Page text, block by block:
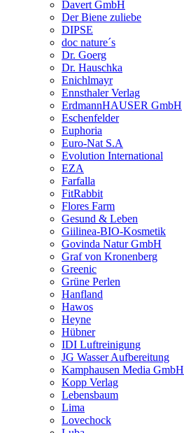
Davert GmbH
Der Biene zuliebe
DIPSE
doc nature´s
Dr. Goerg
Dr. Hauschka
Enichlmayr
Ennsthaler Verlag
ErdmannHAUSER GmbH
Eschenfelder
Euphoria
Euro-Nat S.A
Evolution International
EZA
Farfalla
FitRabbit
Flores Farm
Gesund & Leben
Giilinea-BIO-Kosmetik
Govinda Natur GmbH
Graf von Kronenberg
Greenic
Grüne Perlen
Hanfland
Hawos
Heyne
Hübner
IDI Luftreinigung
JG Wasser Aufbereitung
Kamphausen Media GmbH
Kopp Verlag
Lebensbaum
Lima
Lovechock